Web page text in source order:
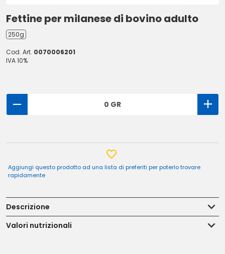
Fettine per milanese di bovino adulto
250g
Cod. Art. 0070006201
IVA 10%
0 GR
Aggiungi questo prodotto ad una lista di preferiti per poterlo trovare
rapidamente
Descrizione
Valori nutrizionali